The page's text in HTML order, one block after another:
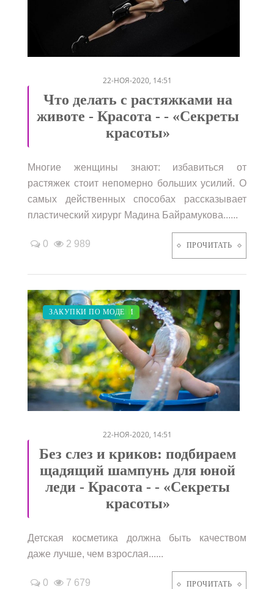
22-НОЯ-2020, 14:51
Что делать с растяжками на
животе - Красота - - «Секреты
красоты»
Многие женщины знают: избавиться от
растяжек стоит непомерно больших усилий. О
самых действенных способах рассказывает
пластический хирург Мадина Байрамукова......
0 2 989 ПРОЧИТАТЬ
МОДНЫЕ ТЕНДЕНЦИИ
/
ПОКАЗЫ
/
КРАСОТА
/
СВАДЬБА
/
ЗАКУПКИ ПО МОДЕ
22-НОЯ-2020, 14:51
Без слез и криков: подбираем
щадящий шампунь для юной
леди - Красота - - «Секреты
красоты»
Детская косметика должна быть качеством
даже лучше, чем взрослая......
0 7 679 ПРОЧИТАТЬ